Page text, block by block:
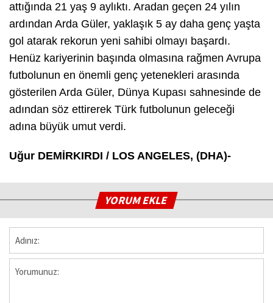
attığında 21 yaş 9 aylıktı. Aradan geçen 24 yılın
ardından Arda Güler, yaklaşık 5 ay daha genç yaşta
gol atarak rekorun yeni sahibi olmayı başardı.
Henüz kariyerinin başında olmasına rağmen Avrupa
futbolunun en önemli genç yetenekleri arasında
gösterilen Arda Güler, Dünya Kupası sahnesinde de
adından söz ettirerek Türk futbolunun geleceği
adına büyük umut verdi.
Uğur DEMİRKIRDI / LOS ANGELES, (DHA)-
YORUM EKLE